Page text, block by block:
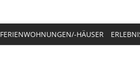
FERIENWOHNUNGEN/-HÄUSER